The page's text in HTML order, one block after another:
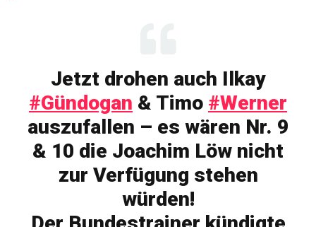
Jetzt drohen auch Ilkay
#Gündogan & Timo #Werner
auszufallen – es wären Nr. 9
& 10 die Joachim Löw nicht
zur Verfügung stehen
würden!